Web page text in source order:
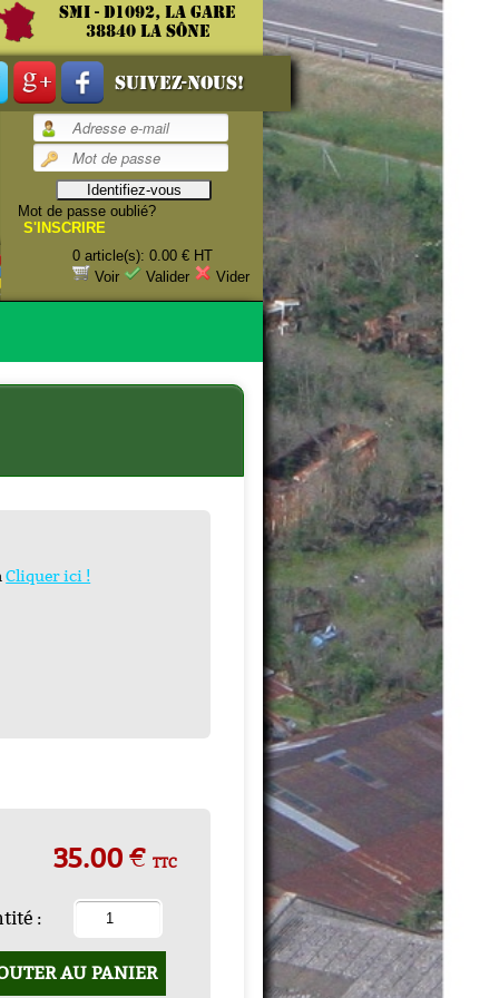
SMI - D1092, La gare
38840 La Sône
Suivez-nous!
Mot de passe oublié?
S'INSCRIRE
0 article(s): 0.00 € HT
Voir
Valider Vider
Cliquer ici !
35.00 €TTC
:
AU PANIER